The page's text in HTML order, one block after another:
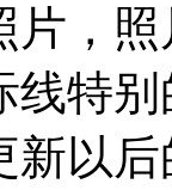
片，
线特
新以